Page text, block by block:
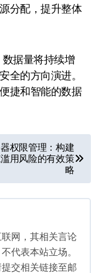
分配，提升整体
据量将持续增
全的方向演进。
捷和智能的数据
权限管理：构建
用风险的有效策
略
联网，其相关言论
代表本站立场。
交相关链接至邮